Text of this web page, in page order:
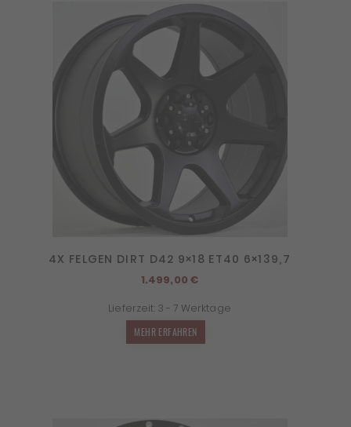
4X FELGEN DIRT D42 9×18 ET40 6×139,7
1.499,00€
Lieferzeit: 3 - 7 Werktage
MEHR ERFAHREN